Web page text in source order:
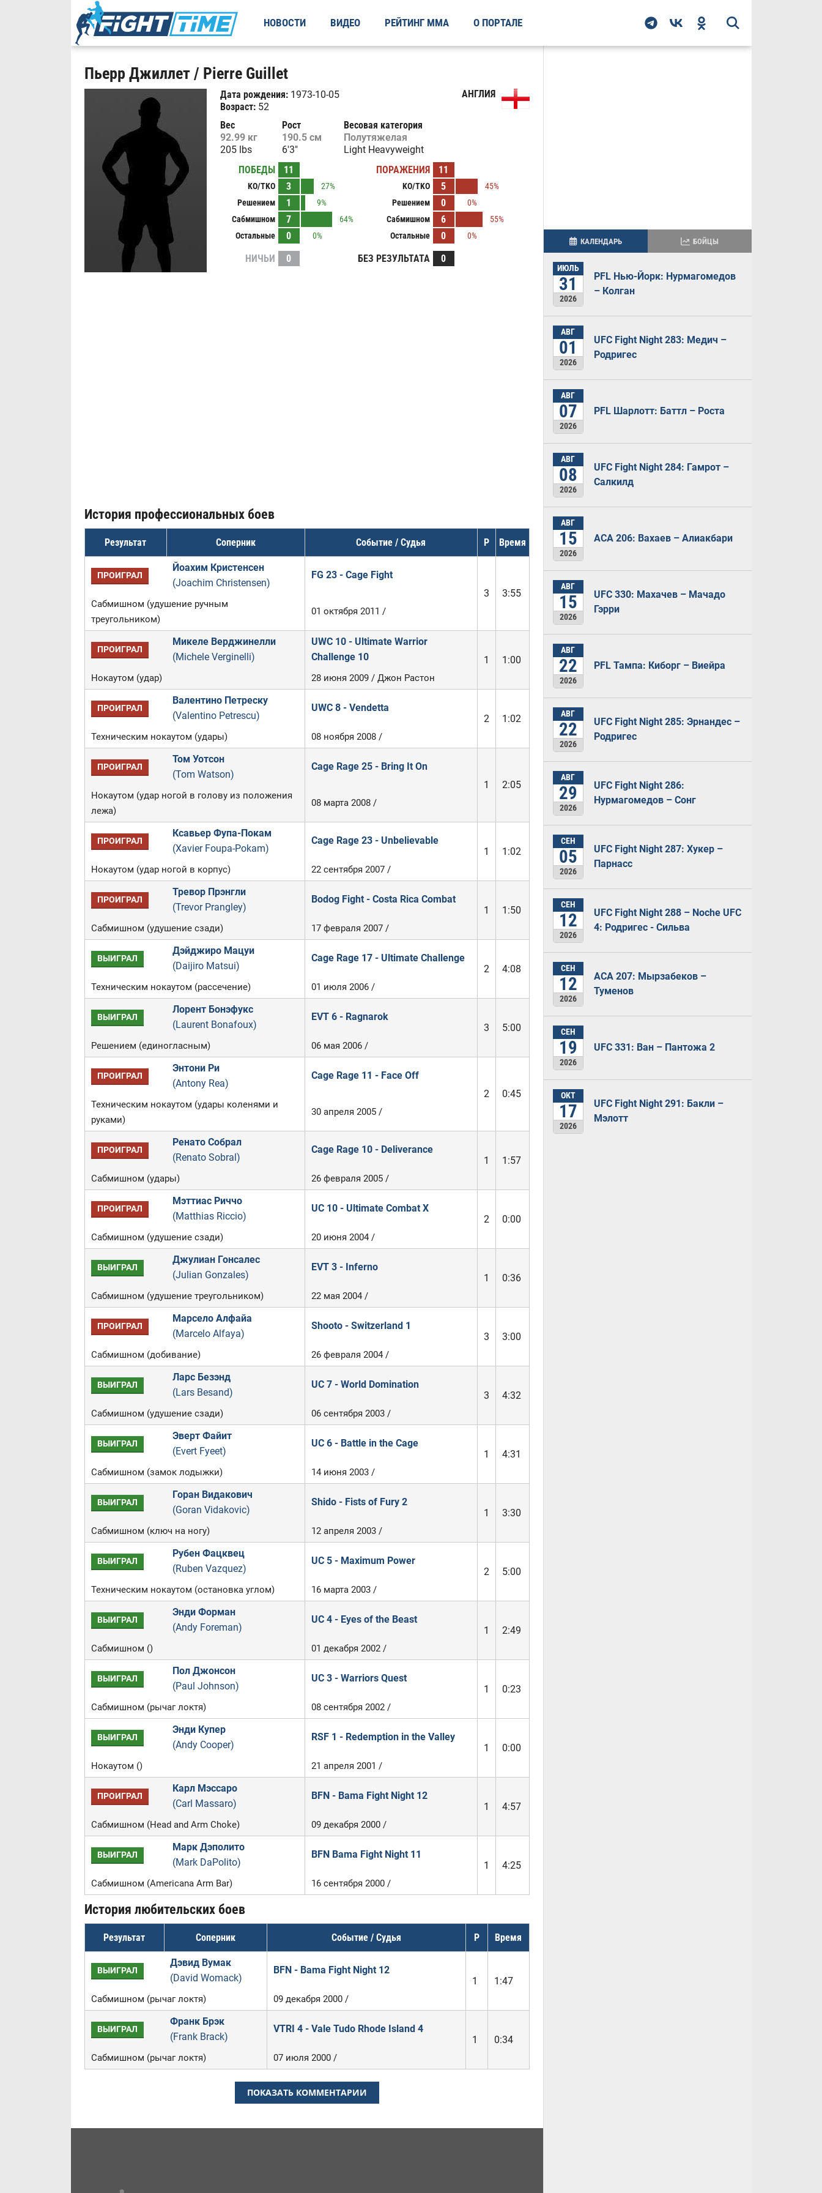
НОВОСТИ ВИДЕО РЕЙТИНГ ММА О ПОРТАЛЕ
Пьерр Джиллет / Pierre Guillet
Дата рождения:1973-10-05
Возраст:52
АНГЛИЯ
Вес
92.99 кг
205 lbs
Рост
190.5 см
6'3"
Весовая категория
Полутяжелая
Light Heavyweight
ПОБЕДЫ
11
KO/TKO 3
27%
Решением
1
9%
Сабмишном
7
64%
Остальные
0 0%
ПОРАЖЕНИЯ 11
KO/TKO 5
45%
Решением
0
0%
Сабмишном
6
55%
Остальные
0 0%
НИЧЬИ 0 БЕЗ РЕЗУЛЬТАТА 0
История профессиональных боев
Результат Соперник Событие / Судья Р Время
ПРОИГРАЛ
Йоахим Кристенсен
(Joachim Christensen)
FG 23 - Cage Fight
3
3:55
Сабмишном (удушение ручным
треугольником)
01 октября 2011 /
ПРОИГРАЛ
Микеле Верджинелли
(Michele Verginelli)
UWC 10 - Ultimate Warrior
Challenge 10
1 1:00
Нокаутом (удар) 28 июня 2009 / Джон Растон
ПРОИГРАЛ
Валентино Петреску
(Valentino Petrescu)
UWC 8 - Vendetta
2
1:02
Техническим нокаутом (удары) 08 ноября 2008 /
ПРОИГРАЛ
Том Уотсон
(Tom Watson)
Cage Rage 25 - Bring It On
1
2:05
Нокаутом (удар ногой в голову из положения
лежа)
08 марта 2008 /
ПРОИГРАЛ
Ксавьер Фупа-Покам
(Xavier Foupa-Pokam)
Cage Rage 23 - Unbelievable
1
1:02
Нокаутом (удар ногой в корпус) 22 сентября 2007 /
ПРОИГРАЛ
Тревор Прэнгли
(Trevor Prangley)
Bodog Fight - Costa Rica Combat
1
1:50
Сабмишном (удушение сзади) 17 февраля 2007 /
ВЫИГРАЛ
Дэйджиро Мацуи
(Daijiro Matsui)
Cage Rage 17 - Ultimate Challenge
2
4:08
Техническим нокаутом (рассечение) 01 июля 2006 /
ВЫИГРАЛ
Лорент Бонэфукс
(Laurent Bonafoux)
EVT 6 - Ragnarok
3
5:00
Решением (единогласным) 06 мая 2006 /
ПРОИГРАЛ
Энтони Ри
(Antony Rea)
Cage Rage 11 - Face Off
2
0:45
Техническим нокаутом (удары коленями и
руками)
30 апреля 2005 /
ПРОИГРАЛ
Ренато Собрал
(Renato Sobral)
Cage Rage 10 - Deliverance
1
1:57
Сабмишном (удары) 26 февраля 2005 /
ПРОИГРАЛ
Мэттиас Риччо
(Matthias Riccio)
UC 10 - Ultimate Combat X
2
0:00
Сабмишном (удушение сзади) 20 июня 2004 /
ВЫИГРАЛ
Джулиан Гонсалес
(Julian Gonzales)
EVT 3 - Inferno
1
0:36
Сабмишном (удушение треугольником) 22 мая 2004 /
ПРОИГРАЛ
Марсело Алфайа
(Marcelo Alfaya)
Shooto - Switzerland 1
3
3:00
Сабмишном (добивание) 26 февраля 2004 /
ВЫИГРАЛ
Ларс Безэнд
(Lars Besand)
UC 7 - World Domination
3
4:32
Сабмишном (удушение сзади) 06 сентября 2003 /
ВЫИГРАЛ
Эверт Файит
(Evert Fyeet)
UC 6 - Battle in the Cage
1
4:31
Сабмишном (замок лодыжки) 14 июня 2003 /
ВЫИГРАЛ
Горан Видакович
(Goran Vidakovic)
Shido - Fists of Fury 2
1
3:30
Сабмишном (ключ на ногу) 12 апреля 2003 /
ВЫИГРАЛ
Рубен Фацквец
(Ruben Vazquez)
UC 5 - Maximum Power
2
5:00
Техническим нокаутом (остановка углом) 16 марта 2003 /
ВЫИГРАЛ
Энди Форман
(Andy Foreman)
UC 4 - Eyes of the Beast
1
2:49
Сабмишном () 01 декабря 2002 /
ВЫИГРАЛ
Пол Джонсон
(Paul Johnson)
UC 3 - Warriors Quest
1
0:23
Сабмишном (рычаг локтя) 08 сентября 2002 /
ВЫИГРАЛ
Энди Купер
(Andy Cooper)
RSF 1 - Redemption in the Valley
1
0:00
Нокаутом () 21 апреля 2001 /
ПРОИГРАЛ
Карл Мэссаро
(Carl Massaro)
BFN - Bama Fight Night 12
1
4:57
Сабмишном (Head and Arm Choke) 09 декабря 2000 /
ВЫИГРАЛ
Марк Дэполито
(Mark DaPolito)
BFN Bama Fight Night 11
1
4:25
Сабмишном (Americana Arm Bar) 16 сентября 2000 /
История любительских боев
Результат Соперник Событие / Судья Р Время
ВЫИГРАЛ
Дэвид Вумак
(David Womack)
BFN - Bama Fight Night 12
1
1:47
Сабмишном (рычаг локтя) 09 декабря 2000 /
ВЫИГРАЛ
Франк Брэк
(Frank Brack)
VTRI 4 - Vale Tudo Rhode Island 4
1
0:34
Сабмишном (рычаг локтя) 07 июля 2000 /
ПОКАЗАТЬ КОММЕНТАРИИ
КАЛЕНДАРЬ БОЙЦЫ
ИЮЛЬ
31
2026
PFL Нью-Йорк: Нурмагомедов
– Колган
АВГ
01
2026
UFC Fight Night 283: Медич –
Родригес
АВГ
07
2026
PFL Шарлотт: Баттл – Роста
АВГ
08
2026
UFC Fight Night 284: Гамрот –
Салкилд
АВГ
15
2026
ACA 206: Вахаев – Алиакбари
АВГ
15
2026
UFC 330: Махачев – Мачадо
Гэрри
АВГ
22
2026
PFL Тампа: Киборг – Виейра
АВГ
22
2026
UFC Fight Night 285: Эрнандес –
Родригес
АВГ
29
2026
UFC Fight Night 286:
Нурмагомедов – Сонг
СЕН
05
2026
UFC Fight Night 287: Хукер –
Парнасс
СЕН
12
2026
UFC Fight Night 288 – Noche UFC
4: Родригес - Сильва
СЕН
12
2026
ACA 207: Мырзабеков –
Туменов
СЕН
19
2026
UFC 331: Ван – Пантожа 2
ОКТ
17
2026
UFC Fight Night 291: Бакли –
Мэлотт